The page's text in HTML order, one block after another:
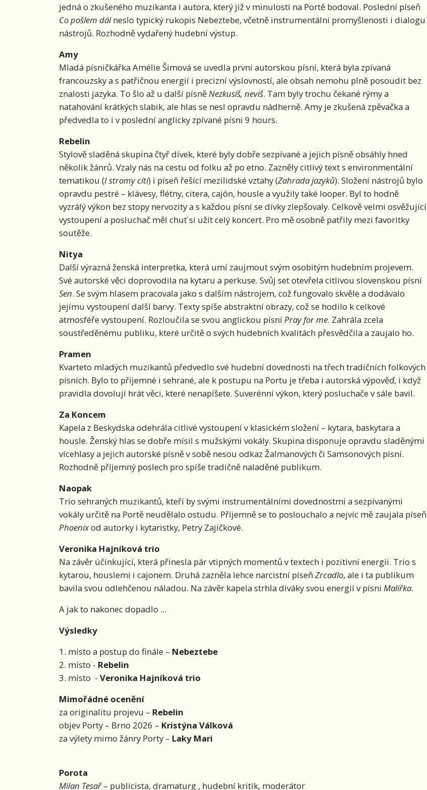
jedná o zkušeného muzikanta i autora, který již v minulosti na Portě bodoval. Poslední píseň
Co pošlem dálneslo typický rukopis Nebeztebe, včetně instrumentální promyšlenosti i dialogu
nástrojů. Rozhodně vydařený hudební výstup.
Amy
Mladá písničkářka Amélie Šimová se uvedla první autorskou písní, která byla zpívaná
francouzsky a s patřičnou energií i precizní výslovností, ale obsah nemohu plně posoudit bez
znalosti jazyka. To šlo až u další písně Nezkusíš, nevíš. Tam byly trochu čekané rýmy a
natahování krátkých slabik, ale hlas se nesl opravdu nádherně. Amy je zkušená zpěvačka a
předvedla to i v poslední anglicky zpívané písni 9 hours.
Rebelin
Stylově sladěná skupina čtyř dívek, které byly dobře sezpívané a jejich písně obsáhly hned
několik žánrů. Vzaly nás na cestu od folku až po etno. Zazněly citlivý text s environmentální
tematikou (I stromy cítí) i píseň řešící mezilidské vztahy (Zahrada jazyků). Složení nástrojů bylo
opravdu pestré – klávesy, flétny, citera, cajón, housle a využily také looper. Byl to hodně
vyzrálý výkon bez stopy nervozity a s každou písní se dívky zlepšovaly. Celkově velmi osvěžující
vystoupení a posluchač měl chuť si užít celý koncert. Pro mě osobně patřily mezi favoritky
soutěže.
Nitya
Další výrazná ženská interpretka, která umí zaujmout svým osobitým hudebním projevem.
Své autorské věci doprovodila na kytaru a perkuse. Svůj set otevřela citlivou slovenskou písní
Sen. Se svým hlasem pracovala jako s dalším nástrojem, což fungovalo skvěle a dodávalo
jejímu vystoupení další barvy. Texty spíše abstraktní obrazy, což se hodilo k celkové
atmosféře vystoupení. Rozloučila se svou anglickou písní Pray for me. Zahrála zcela
soustředěnému publiku, které určitě o svých hudebních kvalitách přesvědčila a zaujalo ho.
Pramen
Kvarteto mladých muzikantů předvedlo své hudební dovednosti na třech tradičních folkových
písních. Bylo to příjemné i sehrané, ale k postupu na Portu je třeba i autorská výpověď, i když
pravidla dovolují hrát věci, které nenapíšete. Suverénní výkon, který posluchače v sále bavil.
Za Koncem
Kapela z Beskydska odehrála citlivé vystoupení v klasickém složení – kytara, baskytara a
housle. Ženský hlas se dobře mísil s mužskými vokály. Skupina disponuje opravdu sladěnými
vícehlasy a jejich autorské písně v sobě nesou odkaz Žalmanových či Samsonových písní.
Rozhodně příjemný poslech pro spíše tradičně naladěné publikum.
Naopak
Trio sehraných muzikantů, kteří by svými instrumentálními dovednostmi a sezpívanými
vokály určitě na Portě neudělalo ostudu. Příjemně se to poslouchalo a nejvíc mě zaujala píseň
Phoenixod autorky i kytaristky, Petry Zajíčkové.
Veronika Hajníková trio
Na závěr účinkující, která přinesla pár vtipných momentů v textech i pozitivní energii. Trio s
kytarou, houslemi i cajonem. Druhá zazněla lehce narcistní píseň Zrcadlo, ale i ta publikum
bavila svou odlehčenou náladou. Na závěr kapela strhla diváky svou energií v písni Malířka.
A jak to nakonec dopadlo ...
Výsledky
1. místo a postup do finále – Nebeztebe
2. místo - Rebelin
3. místo - Veronika Hajníková trio
Mimořádné ocenění
za originalitu projevu – Rebelin
objev Porty – Brno 2026 – Kristýna Válková
za výlety mimo žánry Porty – Laky Mari
Porota
Milan Tesař– publicista, dramaturg , hudební kritik, moderátor